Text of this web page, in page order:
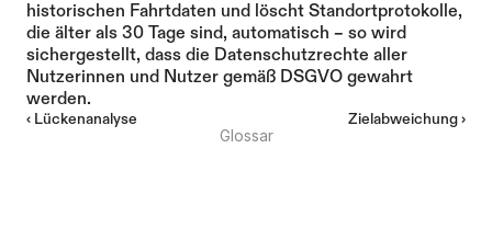
historischen Fahrtdaten und löscht Standortprotokolle,
die älter als 30 Tage sind, automatisch – so wird
sichergestellt, dass die Datenschutzrechte aller
Nutzerinnen und Nutzer gemäß DSGVO gewahrt
werden.
‹ Lückenanalyse Zielabweichung ›
Glossar